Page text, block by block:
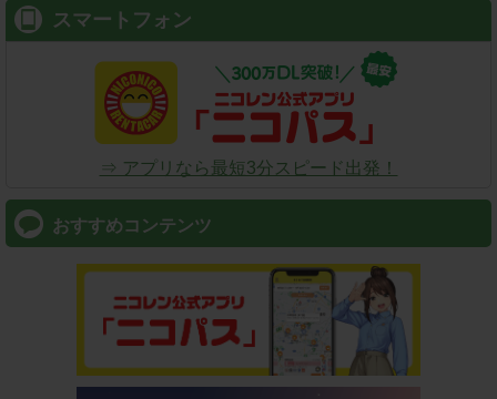
スマートフォン
⇒ アプリなら最短3分スピード出発！
おすすめコンテンツ